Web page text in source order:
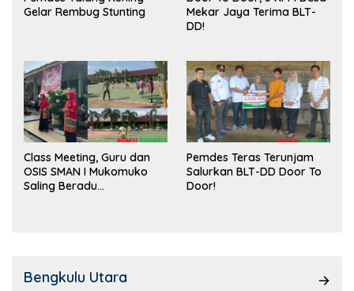
Gelar Rembug Stunting
Mekar Jaya Terima BLT-
DD!
Class Meeting, Guru dan
OSIS SMAN I Mukomuko
Saling Beradu
Pemdes Teras Terunjam
Salurkan BLT-DD Door To
Door!
Bengkulu Utara